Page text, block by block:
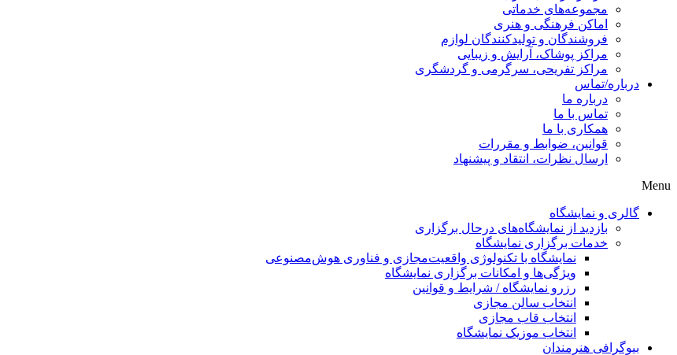
مجموعه‌های خدماتی
اماکن فرهنگی و هنری
فروشندگان و تولیدکنندگان لوازم
مراکز پوشاک، آرایش و زیبایی
مراکز تفریحی، سرگرمی و گردشگری
درباره/تماس
درباره ما
تماس با ما
همکاری با ما
قوانین، ضوابط و مقررات
ارسال نظرات، انتقاد و پیشنهاد
Menu
گالری و نمایشگاه
بازدید از نمایشگاه‌های درحال برگزاری
خدمات برگزاری نمایشگاه
نمایشگاه با تکنولوژی واقعیت‌مجازی و فناوری هوش‌مصنوعی
ویژگی‌ها و امکانات برگزاری نمایشگاه
رزرو نمایشگاه / شرایط و قوانین
انتخاب سالن مجازی
انتخاب قاب مجازی
انتخاب موزیک نمایشگاه
بیوگرافی هنرمندان